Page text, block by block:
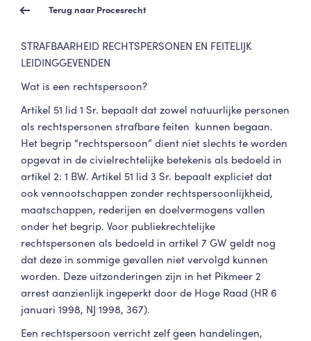
Terug naar Procesrecht
STRAFBAARHEID RECHTSPERSONEN EN FEITELIJK
LEIDINGGEVENDEN
Wat is een rechtspersoon?
Artikel 51 lid 1 Sr. bepaalt dat zowel natuurlijke personen
als rechtspersonen strafbare feiten kunnen begaan.
Het begrip “rechtspersoon” dient niet slechts te worden
opgevat in de civielrechtelijke betekenis als bedoeld in
artikel 2: 1 BW. Artikel 51 lid 3 Sr. bepaalt expliciet dat
ook vennootschappen zonder rechtspersoonlijkheid,
maatschappen, rederijen en doelvermogens vallen
onder het begrip. Voor publiekrechtelijke
rechtspersonen als bedoeld in artikel 7 GW geldt nog
dat deze in sommige gevallen niet vervolgd kunnen
worden. Deze uitzonderingen zijn in het Pikmeer 2
arrest aanzienlijk ingeperkt door de Hoge Raad (HR 6
januari 1998, NJ 1998, 367).
Een rechtspersoon verricht zelf geen handelingen,